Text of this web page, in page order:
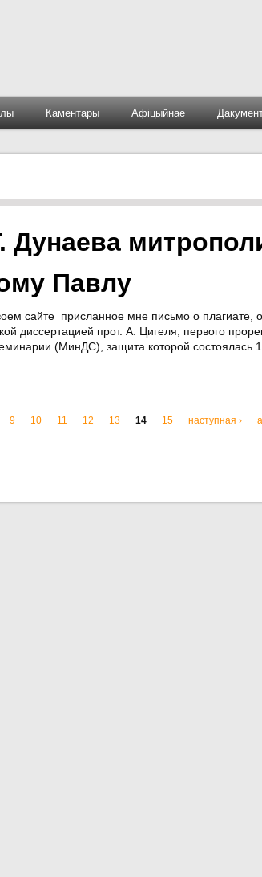
Каментары Афіцыйнае
Дунаева
Павлу
сайте присланное мне письмо о плагиате,
диссертацией прот. А. Цигеля, первого
(МинДС), защита которой состоялась
9 10 11 12 13 14 15 наступная ›